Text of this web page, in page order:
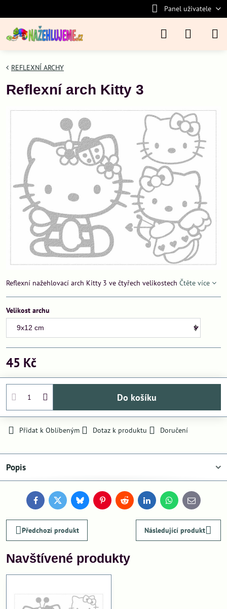
Panel uživatele
REFLEXNÍ ARCHY
Reflexní arch Kitty 3
Reflexní nažehlovací arch Kitty 3 ve čtyřech velikostech Čtěte více
Velikost archu
45 Kč
Do košíku
Přidat k Oblíbeným Dotaz k produktu Doručení
Popis
FacebookTwitterBlueskyPinterestReddit LinkedInWhatsApp
E-
mail
Předchozí produkt Následující produkt
Navštívené produkty